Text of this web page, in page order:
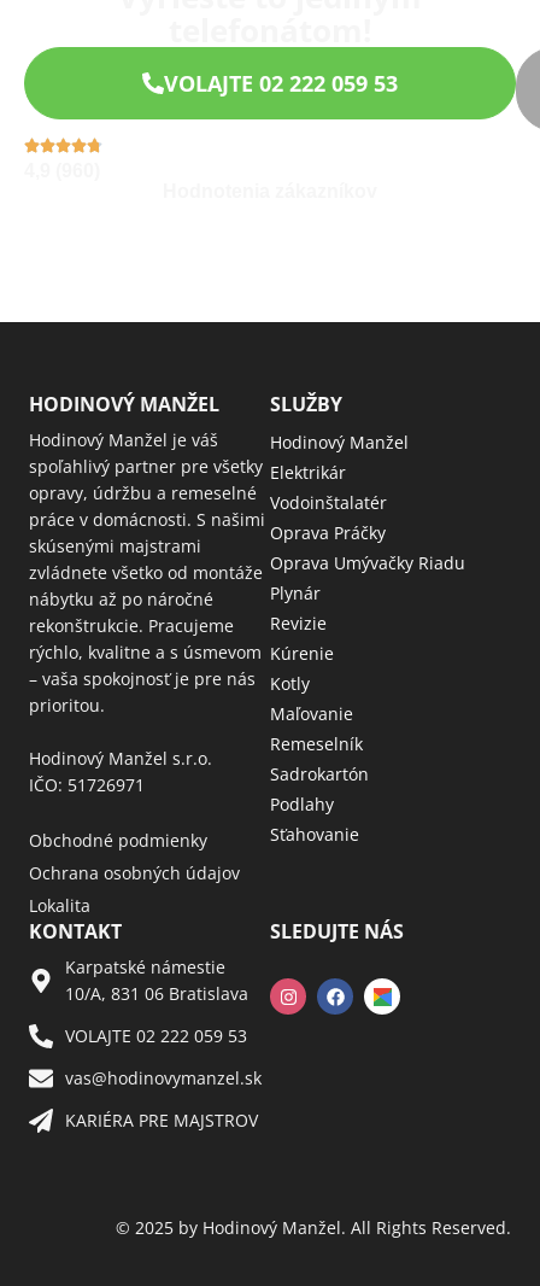
VOLAJTE 02 222 059 53
HODINOVÝ MANŽEL
Hodinový Manžel je váš
spoľahlivý partner pre všetky
opravy, údržbu a remeselné
práce v domácnosti. S našimi
skúsenými majstrami
zvládnete všetko od montáže
nábytku až po náročné
rekonštrukcie. Pracujeme
rýchlo, kvalitne a s úsmevom
– vaša spokojnosť je pre nás
prioritou.
Hodinový Manžel s.r.o.
IČO: 51726971
Obchodné podmienky
Ochrana osobných údajov
Lokalita
SLUŽBY
Hodinový Manžel
Elektrikár
Vodoinštalatér
Oprava Práčky
Oprava Umývačky Riadu
Plynár
Revizie
Kúrenie
Kotly
Maľovanie
Remeselník
Sadrokartón
Podlahy
Sťahovanie
KONTAKT
Karpatské námestie
10/A, 831 06 Bratislava
VOLAJTE 02 222 059 53​
vas@hodinovymanzel.sk​
KARIÉRA PRE MAJSTROV​
SLEDUJTE NÁS
© 2025 by Hodinový Manžel. All Rights Reserved.